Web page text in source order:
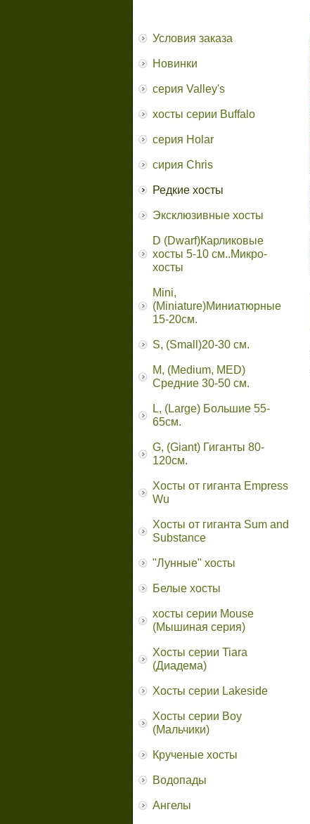
Условия заказа
Новинки
серия Valley's
хосты серии Buffalo
серия Holar
сирия Chris
Редкие хосты
Эксклюзивные хосты
D (Dwarf)Карликовые
хосты 5-10 см..Микро-
хосты
Mini,
(Miniature)Миниатюрные
15-20см.
S, (Small)20-30 см.
M, (Medium, MED)
Средние 30-50 см.
L, (Large) Большие 55-
65cм.
G, (Giant) Гиганты 80-
120см.
Хосты от гиганта Empress
Wu
Хосты от гиганта Sum and
Substance
"Лунные" хосты
Белые хосты
хосты серии Mouse
(Мышиная серия)
Хосты серии Tiara
(Диадема)
Хосты серии Lakeside
Хосты серии Boy
(Мальчики)
Крученые хосты
Водопады
Ангелы